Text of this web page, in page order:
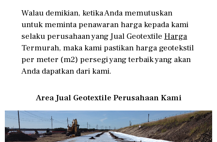
Walau demikian, ketika Anda memutuskan
untuk meminta penawaran harga kepada kami
selaku perusahaan yang Jual GeotextileHarga
Termurah, maka kami pastikan harga geotekstil
per meter (m2) persegi yang terbaik yang akan
Anda dapatkan dari kami.
Area Jual Geotextile Perusahaan Kami